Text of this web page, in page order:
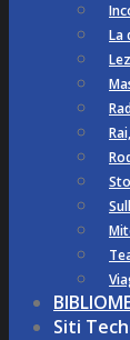
La
Siti